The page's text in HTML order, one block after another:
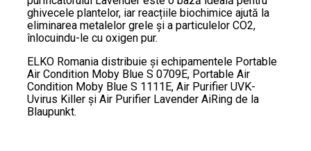
ghivecele plantelor, iar reacțiile biochimice ajută la
eliminarea metalelor grele și a particulelor CO2,
înlocuindu-le cu oxigen pur.
ELKO Romania distribuie și echipamentele Portable
Air Condition Moby Blue S 0709E, Portable Air
Condition Moby Blue S 1111E, Air Purifier UVK-
Uvirus Killer și Air Purifier Lavender AiRing de la
Blaupunkt.